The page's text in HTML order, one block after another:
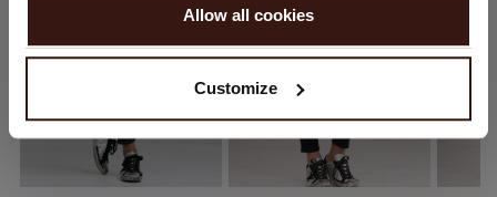
Allow all cookies
Customize